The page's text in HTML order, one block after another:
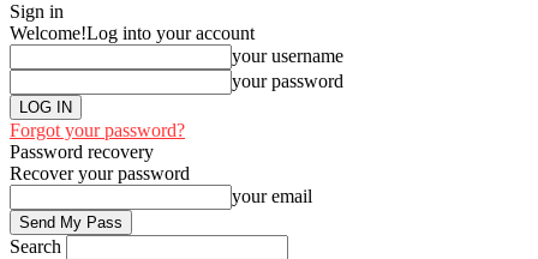
Sign in
Welcome!Log into your account
your username
your password
Forgot your password?
Password recovery
Recover your password
your email
Search